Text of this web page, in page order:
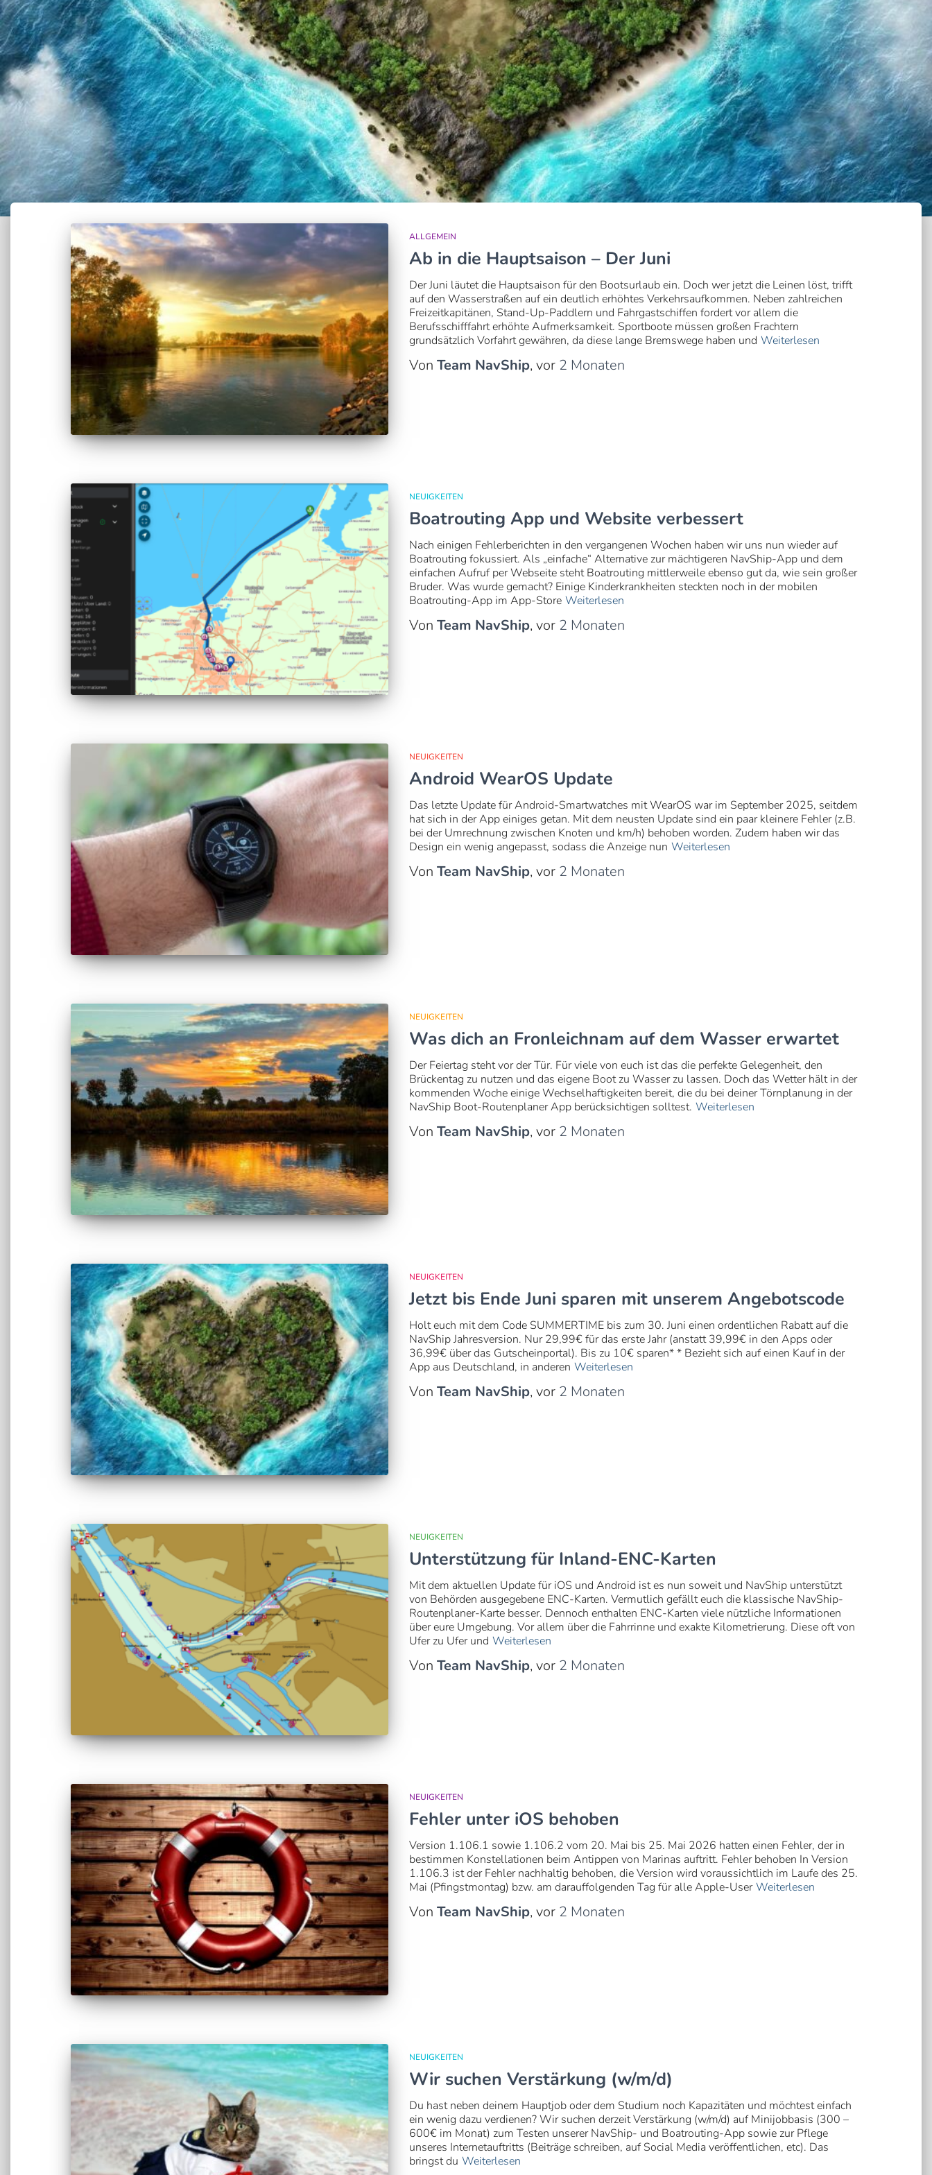
ALLGEMEIN
Ab in die Hauptsaison – Der Juni
Der Juni läutet die Hauptsaison für den Bootsurlaub ein. Doch wer jetzt die Leinen löst, trifft
auf den Wasserstraßen auf ein deutlich erhöhtes Verkehrsaufkommen. Neben zahlreichen
Freizeitkapitänen, Stand-Up-Paddlern und Fahrgastschiffen fordert vor allem die
Berufsschifffahrt erhöhte Aufmerksamkeit. Sportboote müssen großen Frachtern
grundsätzlich Vorfahrt gewähren, da diese lange Bremswege haben und Weiterlesen
Von Team NavShip, vor 2 Monaten
NEUIGKEITEN
Boatrouting App und Website verbessert
Nach einigen Fehlerberichten in den vergangenen Wochen haben wir uns nun wieder auf
Boatrouting fokussiert. Als „einfache“ Alternative zur mächtigeren NavShip-App und dem
einfachen Aufruf per Webseite steht Boatrouting mittlerweile ebenso gut da, wie sein großer
Bruder. Was wurde gemacht? Einige Kinderkrankheiten steckten noch in der mobilen
Boatrouting-App im App-Store Weiterlesen
Von Team NavShip, vor 2 Monaten
NEUIGKEITEN
Android WearOS Update
Das letzte Update für Android-Smartwatches mit WearOS war im September 2025, seitdem
hat sich in der App einiges getan. Mit dem neusten Update sind ein paar kleinere Fehler (z.B.
bei der Umrechnung zwischen Knoten und km/h) behoben worden. Zudem haben wir das
Design ein wenig angepasst, sodass die Anzeige nun Weiterlesen
Von Team NavShip, vor 2 Monaten
NEUIGKEITEN
Was dich an Fronleichnam auf dem Wasser erwartet
Der Feiertag steht vor der Tür. Für viele von euch ist das die perfekte Gelegenheit, den
Brückentag zu nutzen und das eigene Boot zu Wasser zu lassen. Doch das Wetter hält in der
kommenden Woche einige Wechselhaftigkeiten bereit, die du bei deiner Törnplanung in der
NavShip Boot-Routenplaner App berücksichtigen solltest. Weiterlesen
Von Team NavShip, vor 2 Monaten
NEUIGKEITEN
Jetzt bis Ende Juni sparen mit unserem Angebotscode
Holt euch mit dem Code SUMMERTIME bis zum 30. Juni einen ordentlichen Rabatt auf die
NavShip Jahresversion. Nur 29,99€ für das erste Jahr (anstatt 39,99€ in den Apps oder
36,99€ über das Gutscheinportal). Bis zu 10€ sparen* * Bezieht sich auf einen Kauf in der
App aus Deutschland, in anderen Weiterlesen
Von Team NavShip, vor 2 Monaten
NEUIGKEITEN
Unterstützung für Inland-ENC-Karten
Mit dem aktuellen Update für iOS und Android ist es nun soweit und NavShip unterstützt
von Behörden ausgegebene ENC-Karten. Vermutlich gefällt euch die klassische NavShip-
Routenplaner-Karte besser. Dennoch enthalten ENC-Karten viele nützliche Informationen
über eure Umgebung. Vor allem über die Fahrrinne und exakte Kilometrierung. Diese oft von
Ufer zu Ufer und Weiterlesen
Von Team NavShip, vor 2 Monaten
NEUIGKEITEN
Fehler unter iOS behoben
Version 1.106.1 sowie 1.106.2 vom 20. Mai bis 25. Mai 2026 hatten einen Fehler, der in
bestimmen Konstellationen beim Antippen von Marinas auftritt. Fehler behoben In Version
1.106.3 ist der Fehler nachhaltig behoben, die Version wird voraussichtlich im Laufe des 25.
Mai (Pfingstmontag) bzw. am darauffolgenden Tag für alle Apple-User Weiterlesen
Von Team NavShip, vor 2 Monaten
NEUIGKEITEN
Wir suchen Verstärkung (w/m/d)
Du hast neben deinem Hauptjob oder dem Studium noch Kapazitäten und möchtest einfach
ein wenig dazu verdienen? Wir suchen derzeit Verstärkung (w/m/d) auf Minijobbasis (300 –
600€ im Monat) zum Testen unserer NavShip- und Boatrouting-App sowie zur Pflege
unseres Internetauftritts (Beiträge schreiben, auf Social Media veröffentlichen, etc). Das
bringst du Weiterlesen